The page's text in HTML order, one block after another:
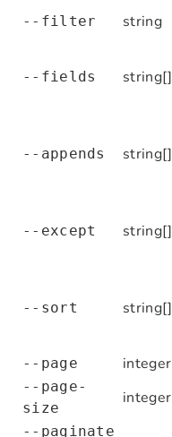
--filter string
--fields string[]
--appends string[]
--except string[]
--sort string[]
--page integer
--page-
size
integer
--paginate